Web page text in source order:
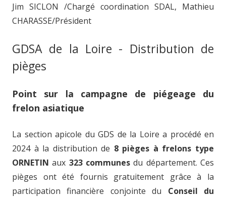
Jim SICLON /Chargé coordination SDAL, Mathieu
CHARASSE/Président
GDSA de la Loire - Distribution de
pièges
Point sur la campagne de piégeage du
frelon asiatique
La section apicole du GDS de la Loire a procédé en
2024 à la distribution de 8 pièges à frelons type
ORNETIN aux 323 communes du département. Ces
pièges ont été fournis gratuitement grâce à la
participation financière conjointe du Conseil du